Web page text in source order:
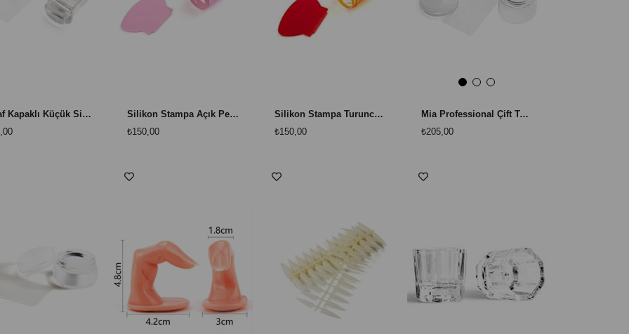
Şeffaf Kapaklı Küçük Silikon Stampa | Frenç ve Stamping
Silikon Stampa Açık Pembe – Frenç & Stamping
₺150,00
Silikon Stampa Turuncu | Frenç ve Stamping İçin
₺150,00
Mia Professional Çift Taraflı Stamping Seti — Stamp + Scraper Nail Art
₺205,00